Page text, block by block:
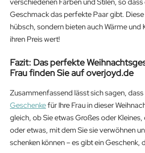
verschiedenen Farben und Stilen, so
Geschmack das perfekte Paar gibt.
hübsch, sondern bieten auch Wärme und
ihren Preis wert!
Fazit: Das perfekte
Frau finden Sie auf overjoyd.de
Zusammenfassend lässt sich sagen, dass
Geschenkefür Ihre Frau in dieser
gleich, ob Sie etwas Großes oder
oder etwas, mit dem Sie sie verwöhnen
schenken können – es gibt ein Geschenk,